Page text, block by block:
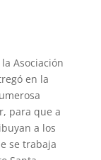
Asociación
en la
para que a
a los
se trabaja